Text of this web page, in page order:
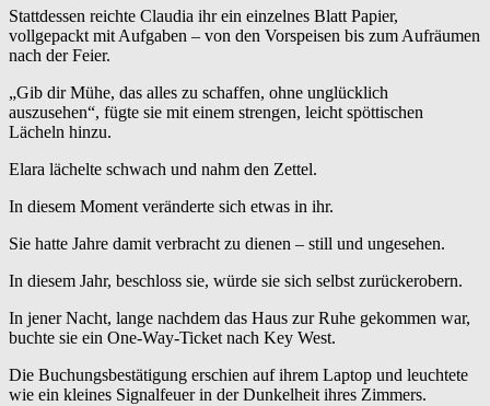
Stattdessen reichte Claudia ihr ein einzelnes Blatt Papier,
vollgepackt mit Aufgaben – von den Vorspeisen bis zum Aufräumen
nach der Feier.
„Gib dir Mühe, das alles zu schaffen, ohne unglücklich
auszusehen“, fügte sie mit einem strengen, leicht spöttischen
Lächeln hinzu.
Elara lächelte schwach und nahm den Zettel.
In diesem Moment veränderte sich etwas in ihr.
Sie hatte Jahre damit verbracht zu dienen – still und ungesehen.
In diesem Jahr, beschloss sie, würde sie sich selbst zurückerobern.
In jener Nacht, lange nachdem das Haus zur Ruhe gekommen war,
buchte sie ein One-Way-Ticket nach Key West.
Die Buchungsbestätigung erschien auf ihrem Laptop und leuchtete
wie ein kleines Signalfeuer in der Dunkelheit ihres Zimmers.